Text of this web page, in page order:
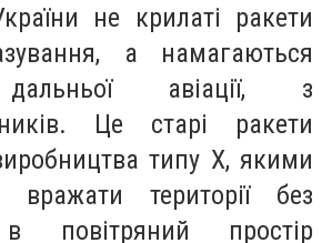
не крилаті ракети
а намагаються
авіації, з
Це старі ракети
типу X, якими
території без
повітряний простір